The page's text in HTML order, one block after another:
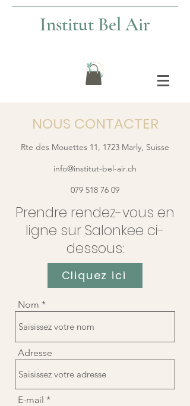
Institut Bel Air
NOUS CONTACTER
Rte des Mouettes 11, 1723 Marly, Suisse
info@institut-bel-air.ch
079 518 76 09
Prendre rendez-vous en
ligne sur Salonkee ci-
dessous:
Cliquez ici
Nom
Adresse
E-mail